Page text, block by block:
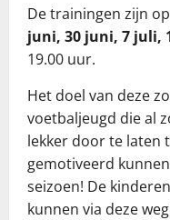
De trainingen zijn
juni, 30 juni, 7 juli,
19.00 uur.
Het doel van deze
voetbaljeugd die al
lekker door te laten
gemotiveerd
seizoen! De
kunnen via deze